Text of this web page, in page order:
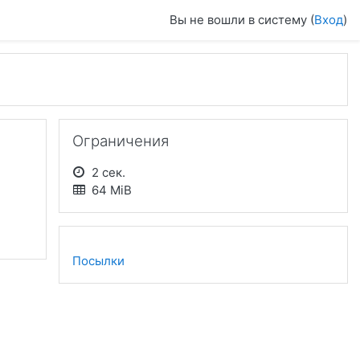
Вы не вошли в систему (Вход)
Ограничения
2 сек.
64 MiB
Посылки